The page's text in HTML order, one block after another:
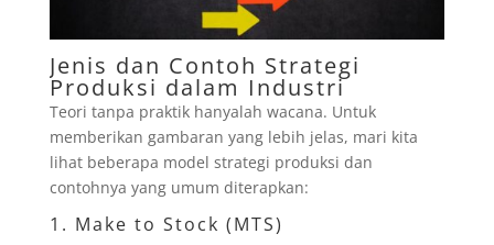
Jenis dan Contoh Strategi
Produksi dalam Industri
Teori tanpa praktik hanyalah wacana. Untuk
memberikan gambaran yang lebih jelas, mari kita
lihat beberapa model strategi produksi dan
contohnya yang umum diterapkan:
1. Make to Stock (MTS)